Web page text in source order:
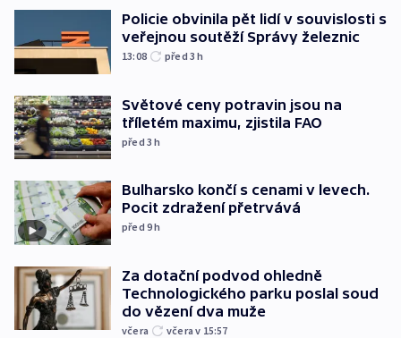
Policie obvinila pět lidí v souvislosti s
veřejnou soutěží Správy železnic
13:08 před 3h
Světové ceny potravin jsou na
tříletém maximu, zjistila FAO
před 3h
Bulharsko končí s cenami v levech.
Pocit zdražení přetrvává
před 9h
Za dotační podvod ohledně
Technologického parku poslal soud
do vězení dva muže
včera včera v 15:57